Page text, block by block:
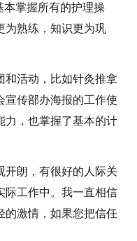
本掌握所有的护理操
为熟练，知识更为巩
和活动，比如针灸推拿
宣传部办海报的工作使
力，也掌握了基本的计
开朗，有很好的人际关
际工作中。我一直相信
的激情，如果您把信任